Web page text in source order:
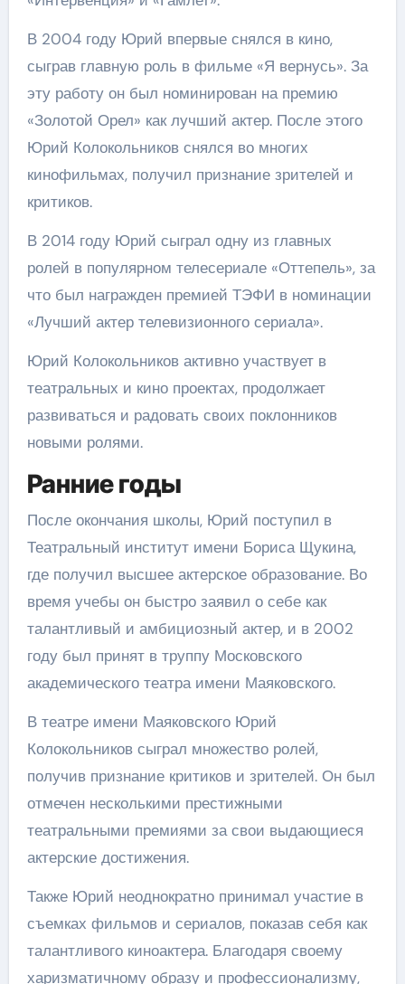
В 2004 году Юрий впервые снялся в кино,
сыграв главную роль в фильме «Я вернусь». За
эту работу он был номинирован на премию
«Золотой Орел» как лучший актер. После этого
Юрий Колокольников снялся во многих
кинофильмах, получил признание зрителей и
критиков.
В 2014 году Юрий сыграл одну из главных
ролей в популярном телесериале «Оттепель», за
что был награжден премией ТЭФИ в номинации
«Лучший актер телевизионного сериала».
Юрий Колокольников активно участвует в
театральных и кино проектах, продолжает
развиваться и радовать своих поклонников
новыми ролями.
Ранние годы
После окончания школы, Юрий поступил в
Театральный институт имени Бориса Щукина,
где получил высшее актерское образование. Во
время учебы он быстро заявил о себе как
талантливый и амбициозный актер, и в 2002
году был принят в труппу Московского
академического театра имени Маяковского.
В театре имени Маяковского Юрий
Колокольников сыграл множество ролей,
получив признание критиков и зрителей. Он был
отмечен несколькими престижными
театральными премиями за свои выдающиеся
актерские достижения.
Также Юрий неоднократно принимал участие в
съемках фильмов и сериалов, показав себя как
талантливого киноактера. Благодаря своему
харизматичному образу и профессионализму,